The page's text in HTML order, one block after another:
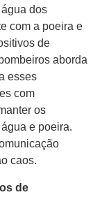
dos
com a poeira e
de
aborda
esses
com
os
e poeira.
caos.
de